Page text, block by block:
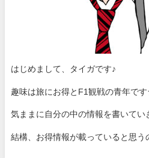
はじめまして、タイガです♪
趣味は旅にお得とF1観戦の青年で
気ままに自分の中の情報を書いてい
結構、お得情報が載っていると思う